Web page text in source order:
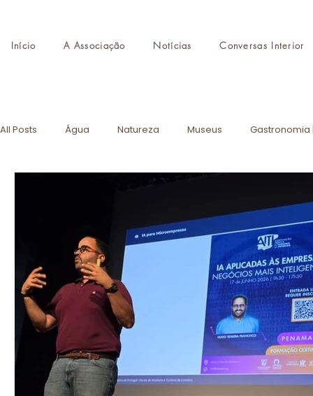
Início A Associação Notícias Conversas Interior
All Posts Água Natureza Museus Gastronomia
Monumentos
Formação Turismo de Portugal